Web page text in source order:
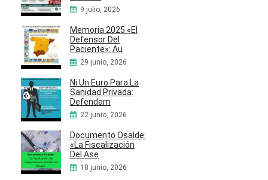
9 julio, 2026
Memoria 2025 «El
Defensor Del
Paciente»: Au
29 junio, 2026
Ni Un Euro Para La
Sanidad Privada:
Defendam
22 junio, 2026
Documento Osalde:
«La Fiscalización
Del Ase
18 junio, 2026